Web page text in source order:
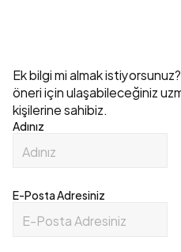
Ek bilgi mi almak
öneri için ulaşabileceğiniz
kişilerine sahibiz.
Adınız
E-Posta Adresiniz